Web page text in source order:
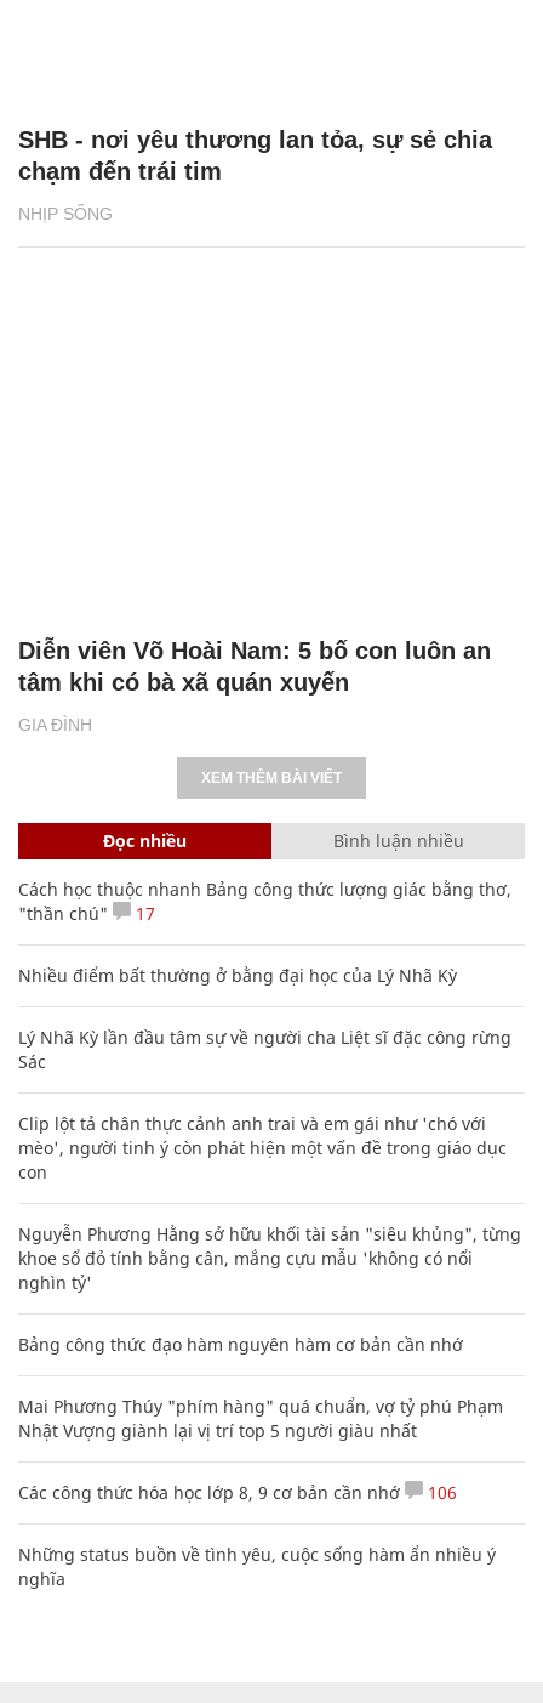
NHỊP SỐNG
SHB - nơi yêu thương lan tỏa, sự sẻ chia
chạm đến trái tim
GIA ĐÌNH
Diễn viên Võ Hoài Nam: 5 bố con luôn an
tâm khi có bà xã quán xuyến
XEM THÊM BÀI VIẾT
Đọc nhiều Bình luận nhiều
Cách học thuộc nhanh Bảng công thức lượng giác bằng thơ,
"thần chú"
17
Nhiều điểm bất thường ở bằng đại học của Lý Nhã Kỳ
Lý Nhã Kỳ lần đầu tâm sự về người cha Liệt sĩ đặc công rừng
Sác
Clip lột tả chân thực cảnh anh trai và em gái như 'chó với
mèo', người tinh ý còn phát hiện một vấn đề trong giáo dục
con
Nguyễn Phương Hằng sở hữu khối tài sản "siêu khủng", từng
khoe sổ đỏ tính bằng cân, mắng cựu mẫu 'không có nổi
nghìn tỷ'
Bảng công thức đạo hàm nguyên hàm cơ bản cần nhớ
Mai Phương Thúy "phím hàng" quá chuẩn, vợ tỷ phú Phạm
Nhật Vượng giành lại vị trí top 5 người giàu nhất
Các công thức hóa học lớp 8, 9 cơ bản cần nhớ 106
Những status buồn về tình yêu, cuộc sống hàm ẩn nhiều ý
nghĩa